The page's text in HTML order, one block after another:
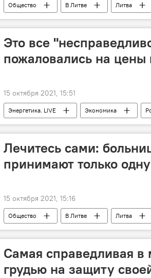
Общество В Литве Литва
Пандемия коронавируса в Литве и других странах
Это все
пожаловались на цены
15 октября 2021, 15:51
Энергетика. LIVE Экономика
рост цен
газ
Лечитесь сами:
принимают только
15 октября 2021, 15:16
Общество В Литве Литва
пациенты
коронавирус
Самая справедливая в
грудью на защиту